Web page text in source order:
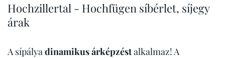
Hochzillertal - Hochfügen síbérlet, síjegy
árak
A sípályadinamikus árképzéstalkalmaz! A